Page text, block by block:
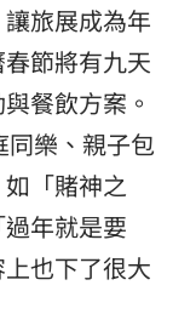
旅展成為年
節將有九天
餐飲方案。
樂、親子包
「賭神之
年就是要
也下了很大